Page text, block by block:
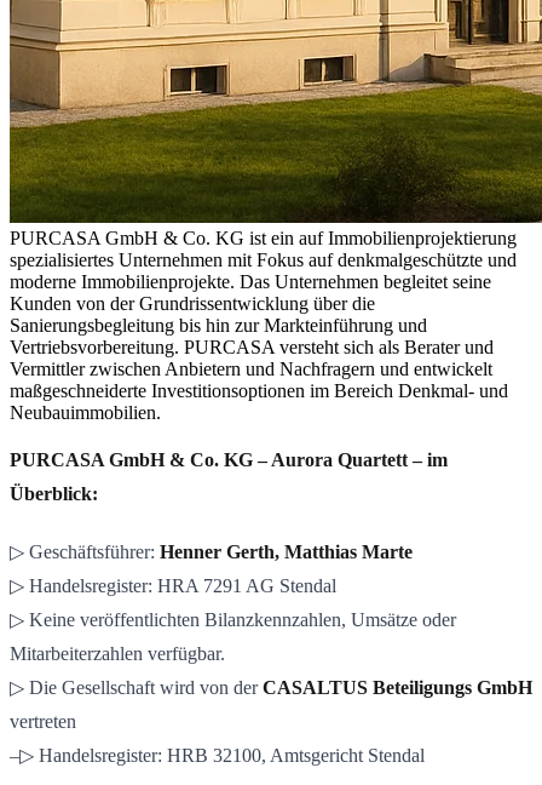
PURCASA GmbH & Co. KG ist ein auf Immobilienprojektierung
spezialisiertes Unternehmen mit Fokus auf denkmalgeschützte und
moderne Immobilienprojekte. Das Unternehmen begleitet seine
Kunden von der Grundrissentwicklung über die
Sanierungsbegleitung bis hin zur Markteinführung und
Vertriebsvorbereitung. PURCASA versteht sich als Berater und
Vermittler zwischen Anbietern und Nachfragern und entwickelt
maßgeschneiderte Investitionsoptionen im Bereich Denkmal- und
Neubauimmobilien.
PURCASA GmbH & Co. KG – Aurora Quartett – im
Überblick:
▷ Geschäftsführer: Henner Gerth, Matthias Marte
▷ Handelsregister: HRA 7291 AG Stendal
▷ Keine veröffentlichten Bilanzkennzahlen, Umsätze oder
Mitarbeiterzahlen verfügbar.
▷ Die Gesellschaft wird von derCASALTUS Beteiligungs GmbH
vertreten
–▷ Handelsregister: HRB 32100, Amtsgericht Stendal